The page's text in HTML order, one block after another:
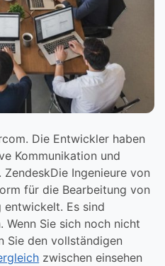
Die Entwickler haben
Kommunikation und
Ingenieure von
für die Bearbeitung von
Es sind
Wenn Sie sich noch nicht
Sie den vollständigen
zwischen einsehen